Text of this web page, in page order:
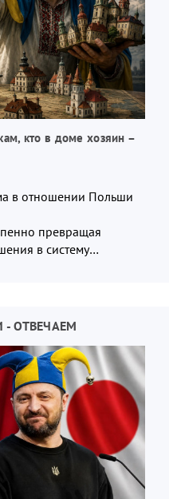
кто в доме хозяин –
в отношении Польши
превращая
в систему
ОТВЕЧАЕМ